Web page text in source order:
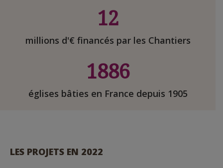
12
millions d'€ financés par les Chantiers
1886
églises bâties en France depuis 1905
LES PROJETS EN 2022